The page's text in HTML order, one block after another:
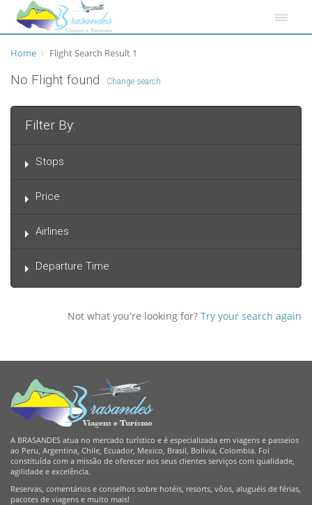
Home Flight Search Result 1
No Flight found Change search
Filter By:
Stops
Price
Airlines
Departure Time
Not what you're looking for? Try your search again
A BRASANDES atua no mercado turístico e é especializada em viagens e passeios
ao Peru, Argentina, Chile, Ecuador, Mexico, Brasil, Bolivia, Colombia. Foi
constituída com a missão de oferecer aos seus clientes serviços com qualidade,
agilidade e excelência.
Reservas, comentários e conselhos sobre hotéis, resorts, vôos, aluguéis de férias,
pacotes de viagens e muito mais!